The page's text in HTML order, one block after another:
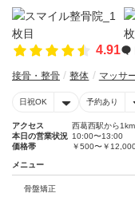
4.91
接骨・整骨 整体 マッサ
日祝OK 予約あり
アクセス
西葛西駅から
本日の営業状況 10:00〜13:00
価格帯
￥500〜￥
メニュー
骨盤矯正